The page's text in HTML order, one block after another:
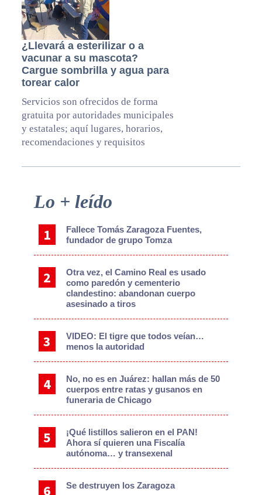
¿Llevará a esterilizar o a
vacunar a su mascota?
Cargue sombrilla y agua para
torear calor
Servicios son ofrecidos de forma
gratuita por autoridades municipales
y estatales; aquí lugares, horarios,
recomendaciones y requisitos
Primary
Lo + leído
Fallece Tomás Zaragoza Fuentes,
fundador de grupo Tomza
Otra vez, el Camino Real es usado
como paredón y cementerio
clandestino: abandonan cuerpo
asesinado a tiros
VIDEO: El tigre que todos veían…
menos la autoridad
No, no es en Juárez: hallan más de 50
cuerpos entre ratas y gusanos en
funeraria de Chicago
¡Qué listillos salieron en el PAN!
Ahora sí quieren una Fiscalía
autónoma… y transexenal
Se destruyen los Zaragoza